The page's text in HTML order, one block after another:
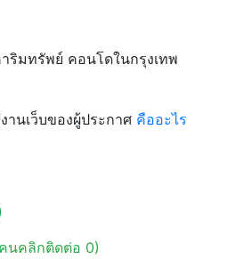
ริมทรัพย์ คอนโดในกรุงเทพ
านเว็บของผู้ประกาศ คืออะไร
นคลิกติดต่อ 0)